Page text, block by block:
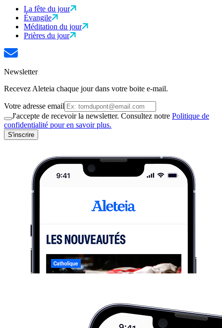
La fête du jour
Évangile
Méditation du jour
Prières du jour
Newsletter
Recevez Aleteia chaque jour dans votre boite e-mail.
Votre adresse email
J'accepte de recevoir la newsletter. Consultez notre Politique de
confidentialité pour en savoir plus.
S'inscrire